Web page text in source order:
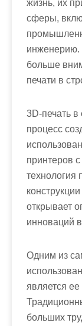
жизнь, их
сферы,
инженерию.
больше
печати в
3D-печать в
процесс
принтеров
технология
открывает
инноваций
Одним из
является
больших